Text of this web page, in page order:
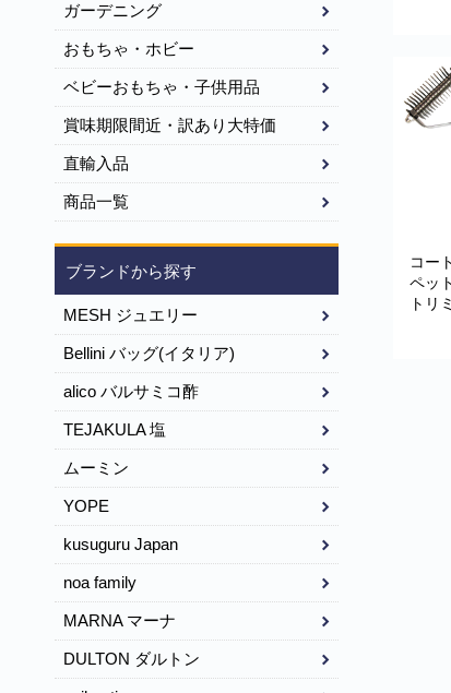
コー
ペッ
トリ
毛玉
グ
ガーデニング
おもちゃ・ホビー
ベビーおもちゃ・子供用品
賞味期限間近・訳あり大特価
直輸入品
商品一覧
ブランドから探す
MESH ジュエリー
Bellini バッグ(イタリア)
alico バルサミコ酢
TEJAKULA 塩
ムーミン
YOPE
kusuguru Japan
noa family
MARNA マーナ
DULTON ダルトン